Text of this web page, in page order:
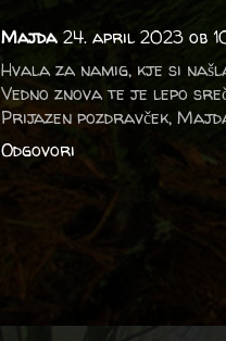
Majda 24. april 2023 ob
Hvala za namig, kje si
Vedno znova te je lepo
Prijazen pozdravček,
Odgovori